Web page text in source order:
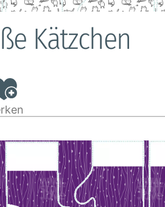
Kätzchen